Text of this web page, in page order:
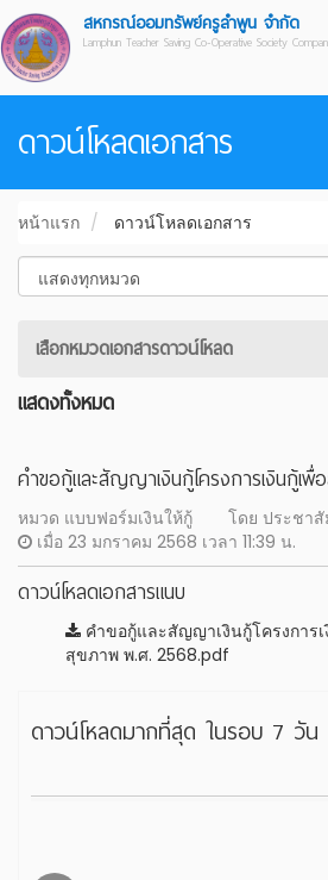
สหกรณ์ออมทรัพย์ครูลำพูน จำกัด
Lamphun Teacher Saving Co-Operative Society
ดาวน์โหลดเอกสาร
หน้าแรก ดาวน์โหลดเอกสาร
เสือกหมวดเอกสารดาวน์โหลด
แสดงทั้งหมด
คำขอกู้และสัญญาเงินกู้โครงการเงินกู้เ
หมวด แบบฟอร์มเงินให้กู้
โดย ประชา
เมื่อ 23 มกราคม 2568 เวลา 11:39 น.
ดาวน์โหลดเอกสารแนบ
คำขอกู้และสัญญาเงินกู้โครงการเ
สุขภาพ พ.ศ. 2568.pdf
ดาวน์โหลดมากที่สุด ในรอบ 7 วัน